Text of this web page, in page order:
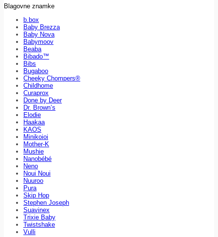
Blagovne znamke
b.box
Baby Brezza
Baby Nova
Babymoov
Beaba
Bibado™
Bibs
Bugaboo
Cheeky Chompers®
Childhome
Curaprox
Done by Deer
Dr. Brown’s
Elodie
Haakaa
KAOS
Minikoioi
Mother-K
Mushie
Nanobébé
Neno
Noui Noui
Nuuroo
Pura
Skip Hop
Stephen Joseph
Suavinex
Trixie Baby
Twistshake
Vulli